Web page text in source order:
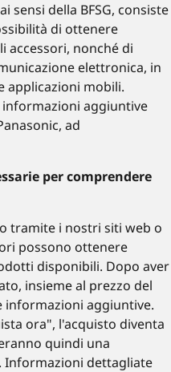
sensi della BFSG, consiste
di ottenere
accessori, nonché di
elettronica, in
applicazioni mobili.
aggiuntive
ad
per comprendere
tramite i nostri siti web o
possono ottenere
disponibili. Dopo aver
insieme al prezzo del
informazioni aggiuntive.
ora", l'acquisto diventa
quindi una
Informazioni dettagliate